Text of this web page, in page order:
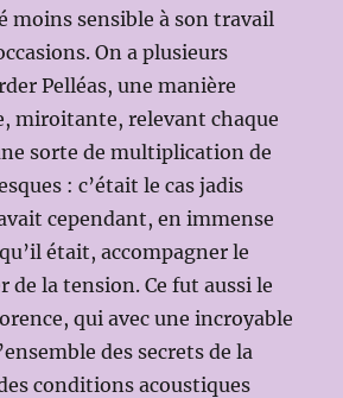
moins sensible à son travail
On a plusieurs
Pelléas, une manière
miroitante, relevant chaque
sorte de multiplication de
: c’était le cas jadis
cependant, en immense
était, accompagner le
de la tension. Ce fut aussi le
qui avec une incroyable
des secrets de la
conditions acoustiques